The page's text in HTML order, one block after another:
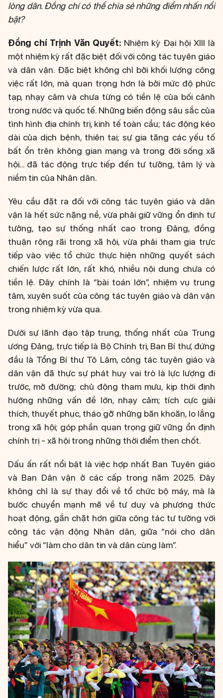
lòng dân. Đồng chí có thể chia sẻ những điểm nhấn nổi
bật?
Đồng chí Trịnh Văn Quyết: Nhiệm kỳ Đại hội XIII là
một nhiệm kỳ rất đặc biệt đối với công tác tuyên giáo
và dân vận. Đặc biệt không chỉ bởi khối lượng công
việc rất lớn, mà quan trọng hơn là bởi mức độ phức
tạp, nhạy cảm và chưa từng có tiền lệ của bối cảnh
trong nước và quốc tế. Những biến động sâu sắc của
tình hình địa chính trị, kinh tế toàn cầu; tác động kéo
dài của dịch bệnh, thiên tai; sự gia tăng các yếu tố
bất ổn trên không gian mạng và trong đời sống xã
hội… đã tác động trực tiếp đến tư tưởng, tâm lý và
niềm tin của Nhân dân.
Yêu cầu đặt ra đối với công tác tuyên giáo và dân
vận là hết sức nặng nề, vừa phải giữ vững ổn định tư
tưởng, tạo sự thống nhất cao trong Đảng, đồng
thuận rộng rãi trong xã hội, vừa phải tham gia trực
tiếp vào việc tổ chức thực hiện những quyết sách
chiến lược rất lớn, rất khó, nhiều nội dung chưa có
tiền lệ. Đây chính là “bài toán lớn”, nhiệm vụ trung
tâm, xuyên suốt của công tác tuyên giáo và dân vận
trong nhiệm kỳ vừa qua.
Dưới sự lãnh đạo tập trung, thống nhất của Trung
ương Đảng, trực tiếp là Bộ Chính trị, Ban Bí thư, đứng
đầu là Tổng Bí thư Tô Lâm, công tác tuyên giáo và
dân vận đã thực sự phát huy vai trò là lực lượng đi
trước, mở đường; chủ động tham mưu, kịp thời định
hướng những vấn đề lớn, nhạy cảm; tích cực giải
thích, thuyết phục, tháo gỡ những băn khoăn, lo lắng
trong xã hội; góp phần quan trọng giữ vững ổn định
chính trị - xã hội trong những thời điểm then chốt.
Dấu ấn rất nổi bật là việc hợp nhất Ban Tuyên giáo
và Ban Dân vận ở các cấp trong năm 2025. Đây
không chỉ là sự thay đổi về tổ chức bộ máy, mà là
bước chuyển mạnh mẽ về tư duy và phương thức
hoạt động, gắn chặt hơn giữa công tác tư tưởng với
công tác vận động Nhân dân, giữa “nói cho dân
hiểu” với “làm cho dân tin và dân cùng làm”.